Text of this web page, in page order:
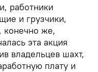
работники
и грузчики,
конечно же,
эта акция
владельцев шахт,
плату и